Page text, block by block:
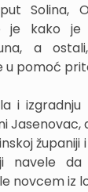
Solina,
je kako
a
u pomoć
i
Jasenovac,
županiji
navele
novcem iz